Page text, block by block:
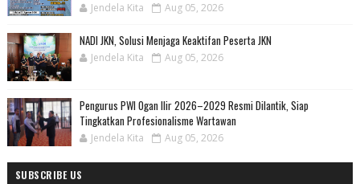
Jendela Kita Aug 05, 2026
NADI JKN, Solusi Menjaga Keaktifan Peserta JKN
Jendela Kita Aug 05, 2026
Pengurus PWI Ogan Ilir 2026–2029 Resmi Dilantik, Siap
Tingkatkan Profesionalisme Wartawan
Jendela Kita Aug 05, 2026
SUBSCRIBE US